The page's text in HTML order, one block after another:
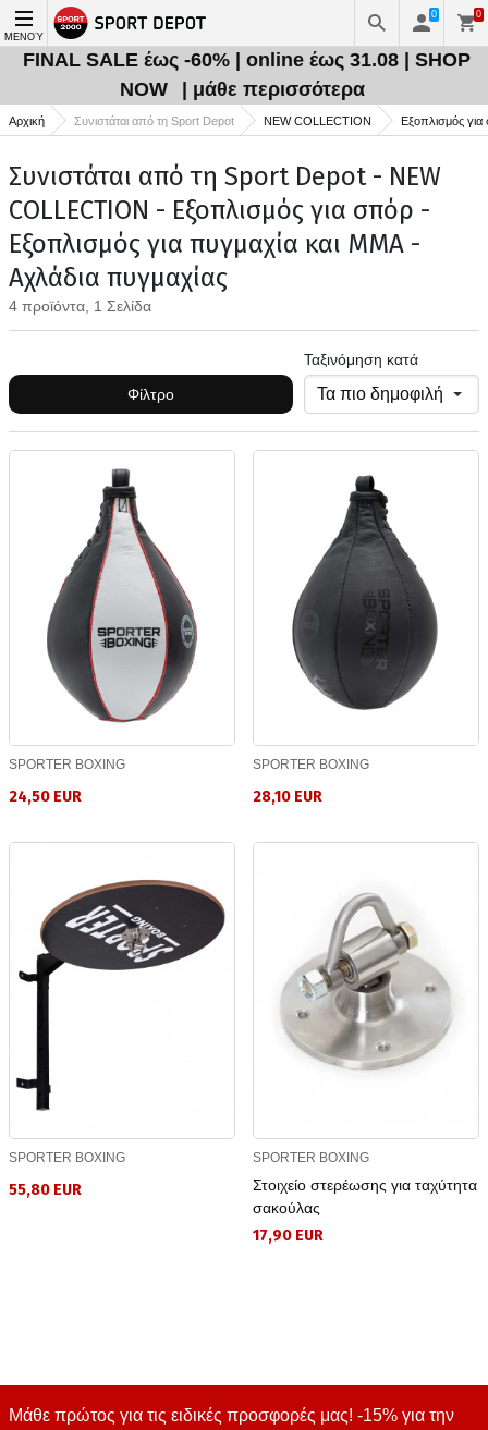
ΜΕΝΟΎ
0 0
FINAL SALE έως -60% | online έως 31.08 | SHOP
NOW
| μάθε περισσότερα
Αρχική Συνιστάται από τη Sport Depot NEW COLLECTION Εξοπλισμός
Συνιστάται από τη Sport Depot - NEW
COLLECTION - Εξοπλισμός για σπόρ -
Εξοπλισμός για πυγμαχία και MMA -
Αχλάδια πυγμαχίας
4 προϊόντα, 1 Σελίδα
Φίλτρο
Ταξινόμηση κατά
SPORTER BOXING
24,50 EUR
SPORTER BOXING
28,10 EUR
SPORTER BOXING
55,80 EUR
SPORTER BOXING
Στοιχείο στερέωσης για ταχύτητα
σακούλας
17,90 EUR
Μάθε πρώτος για τις ειδικές προσφορές μας! -15% για την